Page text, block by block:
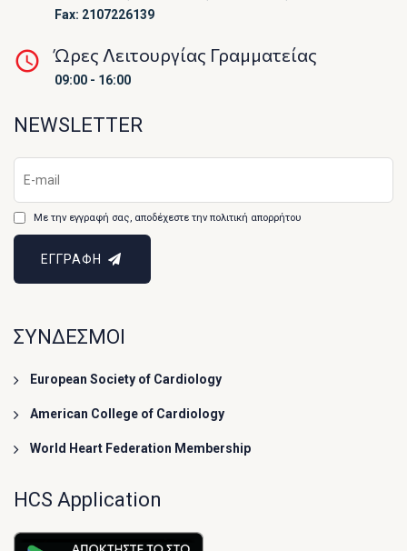
Fax: 2107226139
Ώρες Λειτουργίας Γραμματείας
09:00 - 16:00
NEWSLETTER
Με την εγγραφή σας, αποδέχεστε την πολιτική απορρήτου
ΕΓΓΡΑΦΗ
ΣΥΝΔΕΣΜΟΙ
European Society of Cardiology
American College of Cardiology
World Heart Federation Membership
HCS Application